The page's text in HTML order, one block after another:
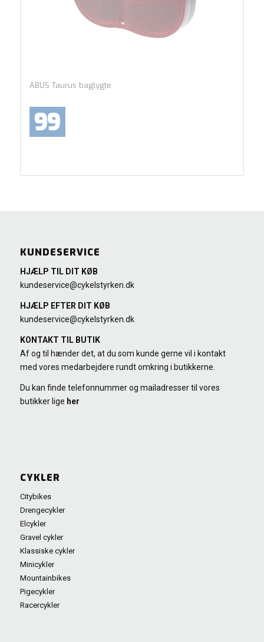
ABUS Taurus baglygte
99
KUNDESERVICE
HJÆLP TIL DIT KØB
kundeservice@cykelstyrken.dk
HJÆLP EFTER DIT KØB
kundeservice@cykelstyrken.dk
KONTAKT TIL BUTIK
Af og til hænder det, at du som kunde gerne vil i kontakt
med vores medarbejdere rundt omkring i butikkerne.
Du kan finde telefonnummer og mailadresser til vores
butikker lige her
CYKLER
Citybikes
Drengecykler
Elcykler
Gravel cykler
Klassiske cykler
Minicykler
Mountainbikes
Pigecykler
Racercykler